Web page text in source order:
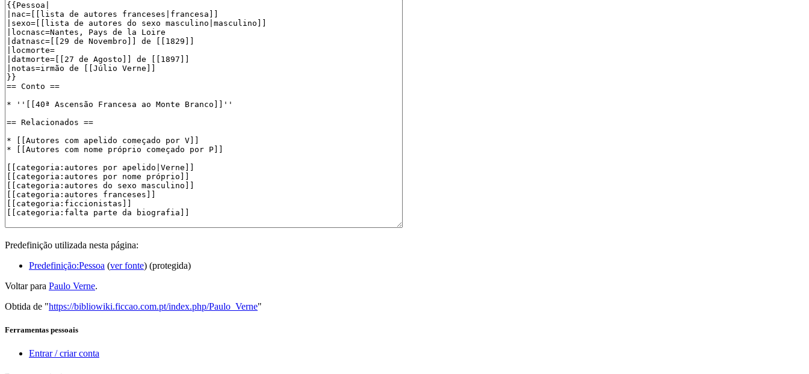
Predefinição utilizada nesta página:
Predefinição:Pessoa (ver fonte) (protegida)
Voltar para Paulo Verne.
Obtida de "https://bibliowiki.ficcao.com.pt/index.php/Paulo_Verne"
Ferramentas pessoais
Entrar / criar conta